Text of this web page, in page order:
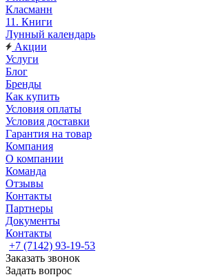
Класманн
11. Книги
Лунный календарь
Акции
Услуги
Блог
Бренды
Как купить
Условия оплаты
Условия доставки
Гарантия на товар
Компания
О компании
Команда
Отзывы
Контакты
Партнеры
Документы
Контакты
+7 (7142) 93-19-53
Заказать звонок
Задать вопрос